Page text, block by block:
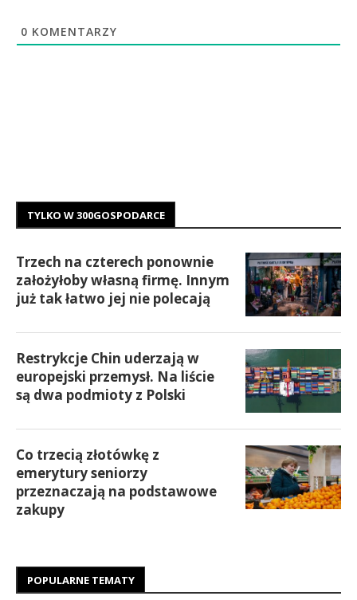
0 KOMENTARZY
TYLKO W 300GOSPODARCE
Trzech na czterech ponownie
założyłoby własną firmę. Innym
już tak łatwo jej nie polecają
Restrykcje Chin uderzają w
europejski przemysł. Na liście
są dwa podmioty z Polski
Co trzecią złotówkę z
emerytury seniorzy
przeznaczają na podstawowe
zakupy
POPULARNE TEMATY